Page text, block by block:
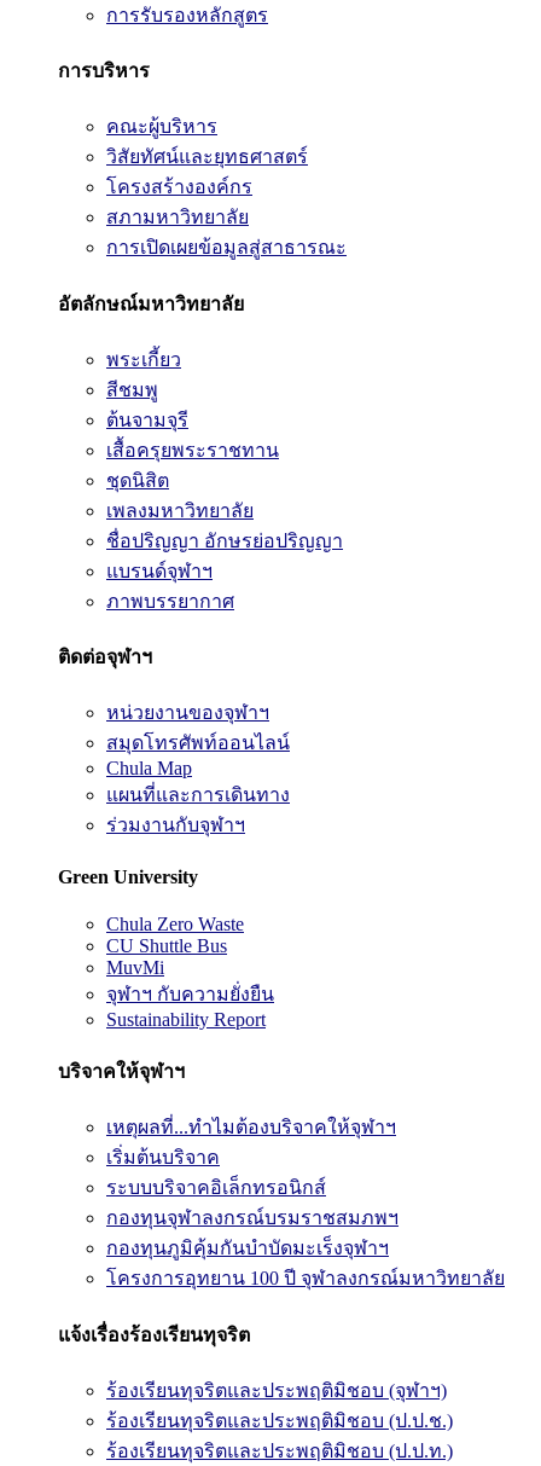
การรับรองหลักสูตร
การบริหาร
คณะผู้บริหาร
วิสัยทัศน์และยุทธศาสตร์
โครงสร้างองค์กร
สภามหาวิทยาลัย
การเปิดเผยข้อมูลสู่สาธารณะ
อัตลักษณ์มหาวิทยาลัย
พระเกี้ยว
สีชมพู
ต้นจามจุรี
เสื้อครุยพระราชทาน
ชุดนิสิต
เพลงมหาวิทยาลัย
ชื่อปริญญา อักษรย่อปริญญา
แบรนด์จุฬาฯ
ภาพบรรยากาศ
ติดต่อจุฬาฯ
หน่วยงานของจุฬาฯ
สมุดโทรศัพท์ออนไลน์
Chula Map
แผนที่และการเดินทาง
ร่วมงานกับจุฬาฯ
Green University
Chula Zero Waste
CU Shuttle Bus
MuvMi
จุฬาฯ กับความยั่งยืน
Sustainability Report
บริจาคให้จุฬาฯ
เหตุผลที่...ทำไมต้องบริจาคให้จุฬาฯ
เริ่มต้นบริจาค
ระบบบริจาคอิเล็กทรอนิกส์
กองทุนจุฬาลงกรณ์บรมราชสมภพฯ
กองทุนภูมิคุ้มกันบำบัดมะเร็งจุฬาฯ
โครงการอุทยาน 100 ปี จุฬาลงกรณ์มหาวิทยาลัย
แจ้งเรื่องร้องเรียนทุจริต
ร้องเรียนทุจริตและประพฤติมิชอบ (จุฬาฯ)
ร้องเรียนทุจริตและประพฤติมิชอบ (ป.ป.ช.)
ร้องเรียนทุจริตและประพฤติมิชอบ (ป.ป.ท.)